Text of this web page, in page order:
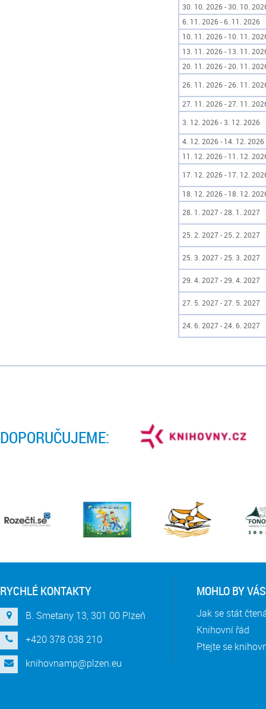
30. 10. 2026 - 30. 10.
6. 11. 2026 - 6. 11. 2026
10. 11. 2026 - 10. 11.
13. 11. 2026 - 13. 11.
20. 11. 2026 - 20. 11.
26. 11. 2026 - 26. 11.
27. 11. 2026 - 27. 11.
3. 12. 2026 - 3. 12. 2026
4. 12. 2026 - 14. 12. 2026
11. 12. 2026 - 11. 12.
17. 12. 2026 - 17. 12.
18. 12. 2026 - 18. 12.
28. 1. 2027 - 28. 1. 2027
25. 2. 2027 - 25. 2. 2027
25. 3. 2027 - 25. 3. 2027
29. 4. 2027 - 29. 4. 2027
27. 5. 2027 - 27. 5. 2027
24. 6. 2027 - 24. 6. 2027
DOPORUČUJEME:
RYCHLÉ KONTAKTY
B. Smetany 13, 301 00 Plzeň
+420 378 038 210
knihovnamp@plzen.eu
MOHLO BY
Jak se stát
Knihovní řád
Ptejte se